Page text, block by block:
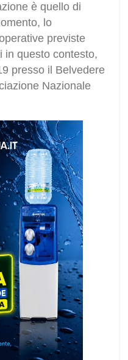
è quello di
lo
previste
in questo contesto,
presso il Belvedere
Nazionale